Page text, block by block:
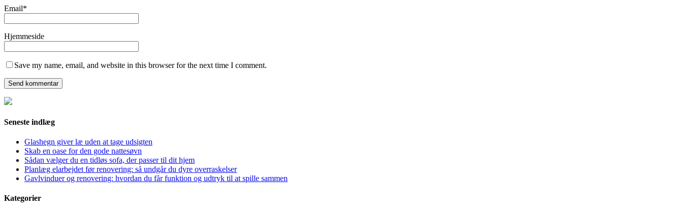
Email*
Hjemmeside
Save my name, email, and website in this browser for the next time I comment.
Seneste indlæg
Glashegn giver læ uden at tage udsigten
Skab en oase for den gode nattesøvn
Sådan vælger du en tidløs sofa, der passer til dit hjem
Planlæg elarbejdet før renovering: så undgår du dyre overraskelser
Gavlvinduer og renovering: hvordan du får funktion og udtryk til at spille sammen
Kategorier